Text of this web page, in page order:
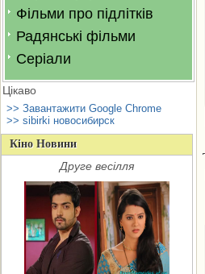
Фільми про підлітків
Радянські фільми
Серіали
Цікаво
>> Завантажити Google Chrome
>> sibirki новосибирск
Кіно Новини
Друге весілля